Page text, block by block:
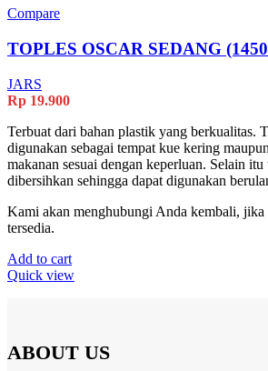
options
may
the
product
page
Compare
TOPLES OSCAR SEDANG
JARS
Rp 19.900
Terbuat dari bahan plastik yang berkualitas.
digunakan sebagai tempat kue kering
makanan sesuai dengan keperluan. Selain
dibersihkan sehingga dapat digunakan
Kami akan menghubungi Anda kembali, jika
tersedia.
Add to cart
Quick view
ABOUT US